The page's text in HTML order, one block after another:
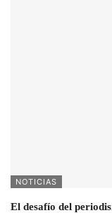
NOTICIAS
El desafío del